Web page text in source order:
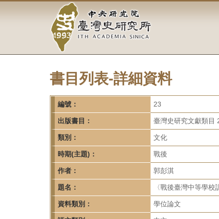
容
中
央
研
究
院-
臺
灣
史
研
究
所-
書目列表-詳細資料
編號： 23
出版書目： 臺灣史研究文獻類目
類別： 文化
時期(主題)： 戰後
作者： 郭彭淇
題名： 〈戰後臺灣中等學
資料類別： 學位論文